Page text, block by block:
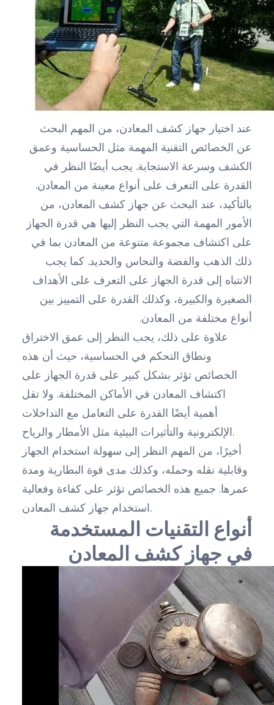
عند اختيار جهاز كشف المعادن، من المهم البحث
عن الخصائص التقنية المهمة مثل الحساسية وعمق
الكشف وسرعة الاستجابة. يجب أيضًا النظر في
القدرة على التعرف على أنواع معينة من المعادن.
بالتأكيد، عند البحث عن جهاز كشف المعادن، من
الأمور المهمة التي يجب النظر إليها هي قدرة الجهاز
على اكتشاف مجموعة متنوعة من المعادن بما في
ذلك الذهب والفضة والنحاس والحديد. كما يجب
الانتباه إلى قدرة الجهاز على التعرف على الأهداف
الصغيرة والكبيرة، وكذلك القدرة على التمييز بين
أنواع مختلفة من المعادن.
علاوة على ذلك، يجب النظر إلى عمق الاختراق
ونطاق التحكم في الحساسية، حيث أن هذه
الخصائص تؤثر بشكل كبير على قدرة الجهاز على
اكتشاف المعادن في الأماكن المختلفة. ولا تقل
أهمية أيضًا القدرة على التعامل مع التداخلات
الإلكترونية والتأثيرات البيئية مثل الأمطار والرياح.
أخيرًا، من المهم النظر إلى سهولة استخدام الجهاز
وقابلية نقله وحمله، وكذلك مدى قوة البطارية ومدة
عمرها. جميع هذه الخصائص تؤثر على كفاءة وفعالية
استخدام جهاز كشف المعادن.
أنواع التقنيات المستخدمة
في جهاز كشف المعادن